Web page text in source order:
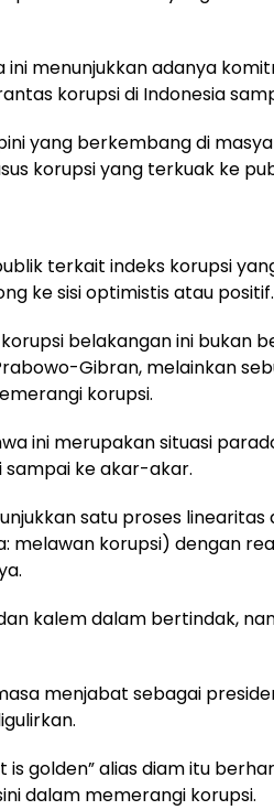
menunjukkan adanya
korupsi di Indonesia
yang berkembang di
korupsi yang terkuak ke
terkait indeks korupsi
ke sisi optimistis atau positif.
belakangan ini bukan
Gibran, melainkan
korupsi.
ini merupakan situasi
ke akar-akar.
satu proses
melawan korupsi) dengan
kalem dalam bertindak,
menjabat sebagai
golden” alias diam itu
dalam memerangi korupsi.